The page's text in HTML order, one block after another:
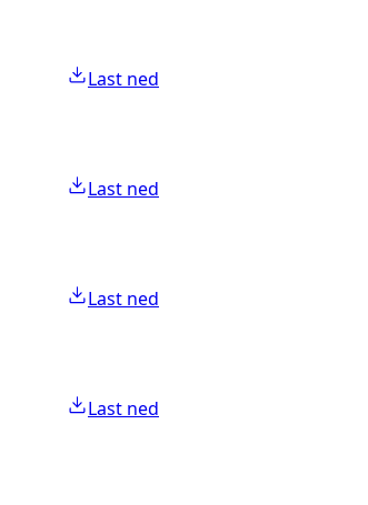
Last ned
Last ned
Last ned
Last ned